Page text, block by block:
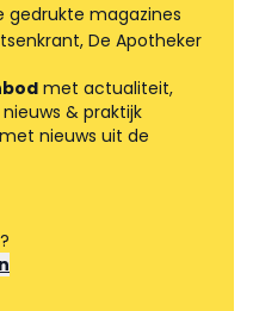
gedrukte magazines
De Apotheker
met actualiteit,
& praktijk
met nieuws uit de